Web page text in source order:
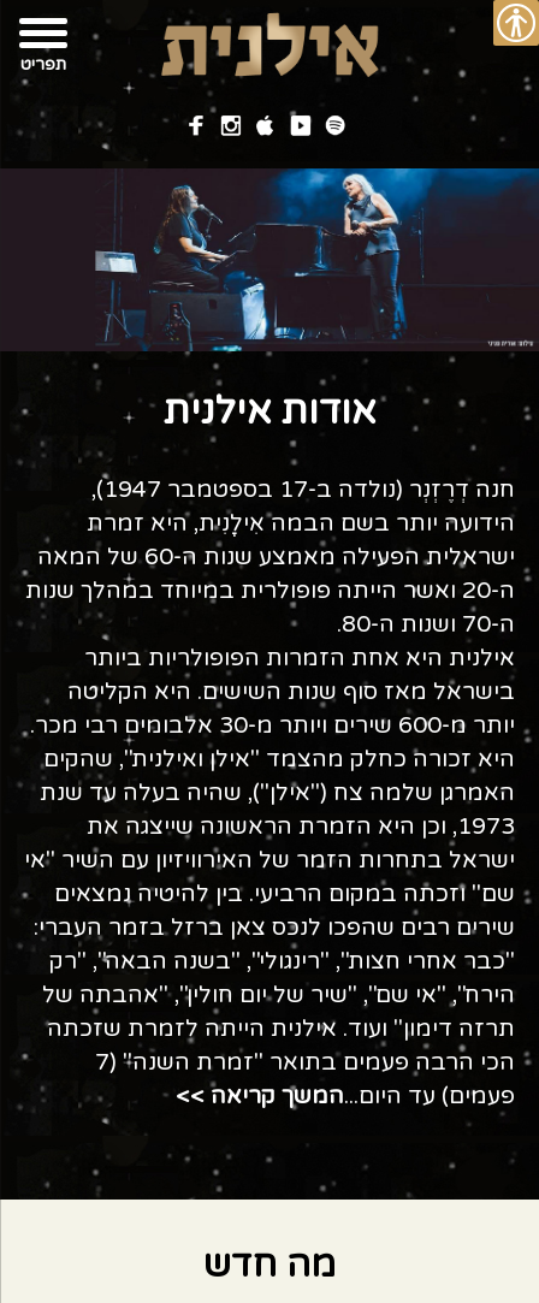
מפת
האתר
עבור
לתוכן
צרו
קשר
אודות אילנית
חנה דְרֶזְנְר (נולדה ב-17 בספטמבר 1947),
הידועה יותר בשם הבמה אִילָנִית, היא זמרת
ישראלית הפעילה מאמצע שנות ה-60 של המאה
ה-20 ואשר הייתה פופולרית במיוחד במהלך שנות
ה-70 ושנות ה-80.
אילנית היא אחת הזמרות הפופולריות ביותר
בישראל מאז סוף שנות השישים. היא הקליטה
יותר מ-600 שירים ויותר מ-30 אלבומים רבי מכר.
היא זכורה כחלק מהצמד "אילן ואילנית", שהקים
האמרגן שלמה צח ("אילן"), שהיה בעלה עד שנת
1973, וכן היא הזמרת הראשונה שייצגה את
ישראל בתחרות הזמר של האירוויזיון עם השיר "אי
שם" וזכתה במקום הרביעי. בין להיטיה נמצאים
שירים רבים שהפכו לנכס צאן ברזל בזמר העברי:
"כבר אחרי חצות", "רינגולי", "בשנה הבאה", "רק
הירח", "אי שם", "שיר של יום חולין", "אהבתה של
תרזה דימון" ועוד. אילנית הייתה לזמרת שזכתה
הכי הרבה פעמים בתואר "זמרת השנה" (7
פעמים) עד היום...המשך קריאה >>
מה חדש
תפריט